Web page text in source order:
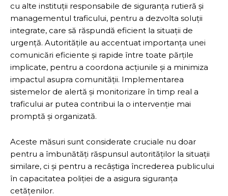
cu alte instituții responsabile de siguranța rutieră și
managementul traficului, pentru a dezvolta soluții
integrate, care să răspundă eficient la situații de
urgență. Autoritățile au accentuat importanța unei
comunicări eficiente și rapide între toate părțile
implicate, pentru a coordona acțiunile și a minimiza
impactul asupra comunității. Implementarea
sistemelor de alertă și monitorizare în timp real a
traficului ar putea contribui la o intervenție mai
promptă și organizată.
Aceste măsuri sunt considerate cruciale nu doar
pentru a îmbunătăți răspunsul autorităților la situații
similare, ci și pentru a recâștiga încrederea publicului
în capacitatea poliției de a asigura siguranța
cetățenilor.